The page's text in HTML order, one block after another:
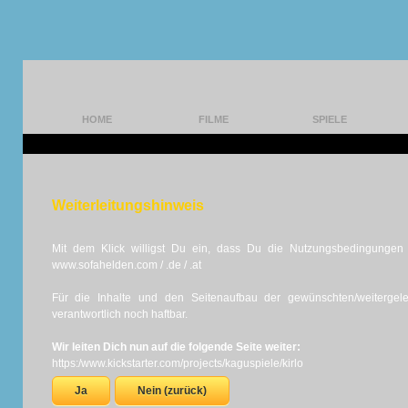
HOME FILME SPIELE
Weiterleitungshinweis
Mit dem Klick willigst Du ein, dass Du die
www.sofahelden.com / .de / .at
Für die Inhalte und den Seitenaufbau der gewünschten/
verantwortlich noch haftbar.
Wir leiten Dich nun auf die folgende Seite weiter:
https:/www.kickstarter.com/projects/kaguspiele/kirlo
Ja Nein (zurück)